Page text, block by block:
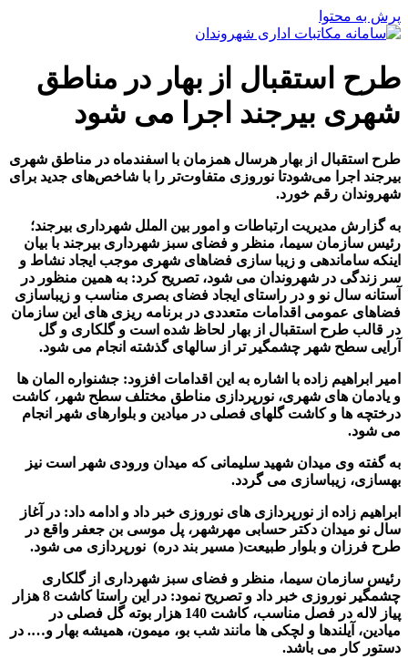
پرش به محتوا
طرح استقبال از بهار در مناطق
شهری بیرجند اجرا می شود
طرح استقبال از بهار هرسال همزمان با اسفندماه در مناطق شهری
بیرجند اجرا می‌شودتا نوروزی متفاوت‌تر را با شاخص‌های جدید برای
شهروندان رقم خورد.
به گزارش مدیریت ارتباطات و امور بین الملل شهرداری بیرجند؛
رئیس سازمان سیما، منظر و فضای سبز شهرداری بیرجند با بیان
اینکه ساماندهی و زیبا سازی فضاهای شهری موجب ایجاد نشاط و
سر زندگی در شهروندان می شود، تصریح کرد: به همین منظور در
آستانه سال نو و در راستای ایجاد فضای بصری مناسب و زیباسازی
فضاهای عمومی اقدامات متعددی در برنامه ریزی های این سازمان
در قالب طرح استقبال از بهار لحاظ شده است و گلکاری و گل
آرایی سطح شهر چشمگیر تر از سالهای گذشته انجام می شود.
امیر ابراهیم زاده با اشاره به این اقدامات افزود: جشنواره المان ها
و یادمان های شهری، نورپردازی مناطق مختلف سطح شهر، کاشت
درختچه ها و کاشت گلهای فصلی در میادین و بلوارهای شهر انجام
می شود.
به گفته وی میدان شهید سلیمانی که میدان ورودی شهر است نیز
بهسازی، زیباسازی می گردد.
ابراهیم زاده از نورپردازی های نوروزی خبر داد و ادامه داد: در آغاز
سال نو میدان دکتر حسابی مهرشهر، پل موسی بن جعفر واقع در
طرح فرزان و بلوار طبیعت( مسیر بند دره) نورپردازی می شود.
رئیس سازمان سیما، منظر و فضای سبز شهرداری از گلکاری
چشمگیر نوروزی خبر داد و تصریح نمود: در این راستا کاشت 8 هزار
پیاز لاله در فصل مناسب، کاشت 140 هزار بوته گل فصلی در
میادین، آیلندها و لچکی ها مانند شب بو، میمون، همیشه بهار و…. در
دستور کار می باشد.